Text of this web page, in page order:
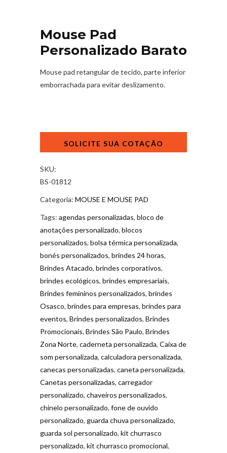
Mouse Pad
Personalizado Barato
Mouse pad retangular de tecido, parte inferior
emborrachada para evitar deslizamento.
Personalizado
quantidade
SKU:
BS-01812
Categoria: MOUSE E MOUSE PAD
Tags: agendas personalizadas, bloco de
anotações personalizado, blocos
personalizados, bolsa térmica personalizada,
bonés personalizados, brindes 24 horas,
Brindes Atacado, brindes corporativos,
brindes ecológicos, brindes empresariais,
Brindes femininos personalizados, brindes
Osasco, brindes para empresas, brindes para
eventos, Brindes personalizados, Brindes
Promocionais, Brindes São Paulo, Brindes
Zona Norte, caderneta personalizada, Caixa de
som personalizada, calculadora personalizada,
canecas personalizadas, caneta personalizada,
Canetas personalizadas, carregador
personalizado, chaveiros personalizados,
chinelo personalizado, fone de ouvido
personalizado, guarda chuva personalizado,
guarda sol personalizado, kit churrasco
personalizado, kit churrasco promocional,